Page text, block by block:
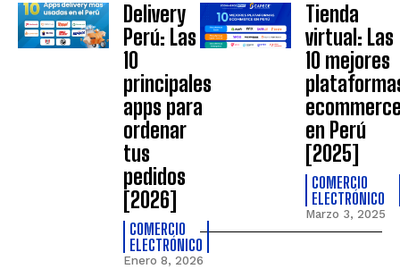
Delivery
Perú: Las
10
principales
apps para
ordenar
tus
pedidos
[2026]
COMERCIO
ELECTRÓNICO
Enero 8, 2026
Tienda
virtual: Las
10 mejores
en Perú
[2025]
COMERCIO
ELECTRÓNICO
Marzo 3, 2025